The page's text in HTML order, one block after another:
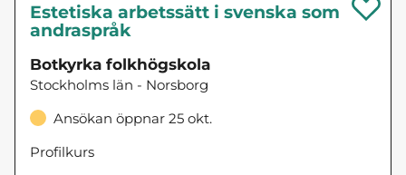
Estetiska arbetssätt i svenska som
andraspråk
Botkyrka folkhögskola
Stockholms län - Norsborg
Ansökan öppnar 25 okt.
Profilkurs